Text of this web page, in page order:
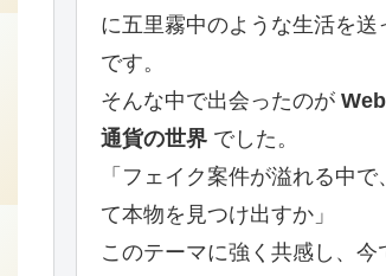
に五里霧中のような生活を送
です。
そんな中で出会ったのが
通貨の世界 でした。
「フェイク案件が溢れる中で
て本物を見つけ出すか」
このテーマに強く共感し、今